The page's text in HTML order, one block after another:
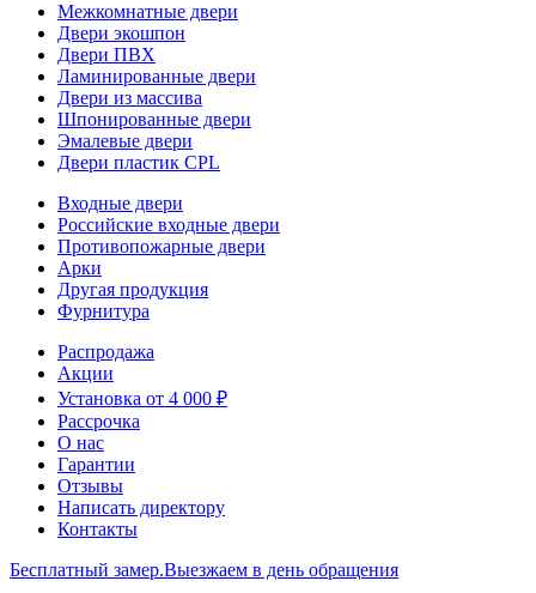
Межкомнатные двери
Двери экошпон
Двери ПВХ
Ламинированные двери
Двери из массива
Шпонированные двери
Эмалевые двери
Двери пластик CPL
Входные двери
Российские входные двери
Противопожарные двери
Арки
Другая продукция
Фурнитура
Распродажа
Акции
Установка от 4 000 ₽
Рассрочка
О нас
Гарантии
Отзывы
Написать директору
Контакты
Бесплатный замер.Выезжаем в день обращения